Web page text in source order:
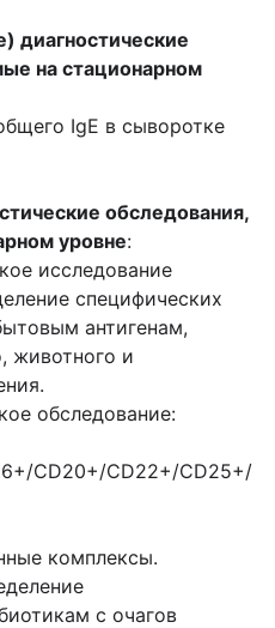
диагностические
на стационарном
IgЕ в сыворотке
обследования,
уровне:
исследование
специфических
антигенам,
животного и
СD20+/СD22+/СD25+/
комплексы.
с очагов